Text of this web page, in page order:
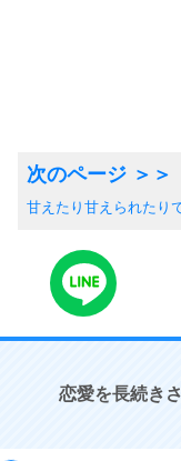
甘えたり甘えられたり
恋愛を長続き